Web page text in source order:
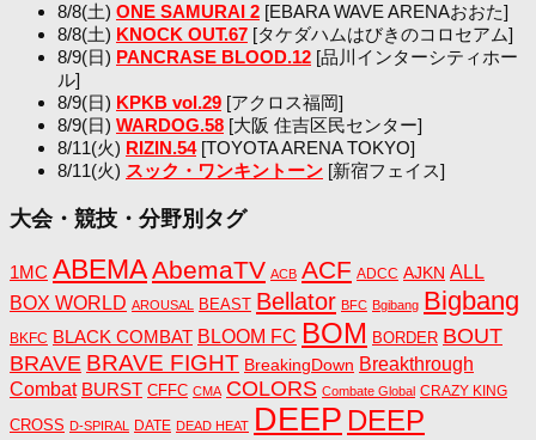
8/8(土) ONE SAMURAI 2 [EBARA WAVE ARENAおおた]
8/8(土) KNOCK OUT.67 [タケダハムはびきのコロセアム]
8/9(日) PANCRASE BLOOD.12 [品川インターシティホー
ル]
8/9(日) KPKB vol.29 [アクロス福岡]
8/9(日) WARDOG.58 [大阪 住吉区民センター]
8/11(火) RIZIN.54[TOYOTA ARENA TOKYO]
8/11(火) スック・ワンキントーン [新宿フェイス]
大会・競技・分野別タグ
1MC ABEMAAbemaTV ACB ACF ADCC AJKN ALL
BOX WORLD AROUSAL BEAST Bellator BFC Bgibang Bigbang
BKFC BLACK COMBAT BLOOM FC BOM BORDER BOUT
BRAVE BRAVE FIGHT BreakingDown Breakthrough
Combat BURST CFFC CMA COLORS Combate Global CRAZY KING
CROSS D-SPIRAL DATE DEAD HEAT DEEP DEEP